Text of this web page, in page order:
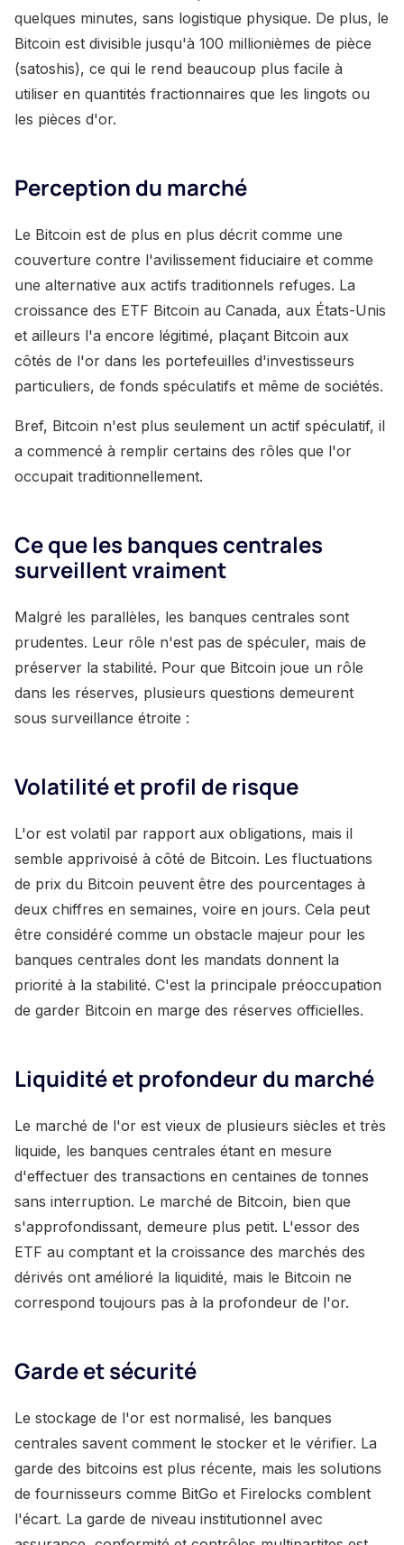
quelques minutes, sans logistique physique. De plus, le
Bitcoin est divisible jusqu'à 100 millionièmes de pièce
(satoshis), ce qui le rend beaucoup plus facile à
utiliser en quantités fractionnaires que les lingots ou
les pièces d'or.
Perception du marché
Le Bitcoin est de plus en plus décrit comme une
couverture contre l'avilissement fiduciaire et comme
une alternative aux actifs traditionnels refuges. La
croissance des ETF Bitcoin au Canada, aux États-Unis
et ailleurs l'a encore légitimé, plaçant Bitcoin aux
côtés de l'or dans les portefeuilles d'investisseurs
particuliers, de fonds spéculatifs et même de sociétés.
Bref, Bitcoin n'est plus seulement un actif spéculatif, il
a commencé à remplir certains des rôles que l'or
occupait traditionnellement.
Ce que les banques centrales
surveillent vraiment
Malgré les parallèles, les banques centrales sont
prudentes. Leur rôle n'est pas de spéculer, mais de
préserver la stabilité. Pour que Bitcoin joue un rôle
dans les réserves, plusieurs questions demeurent
sous surveillance étroite :
Volatilité et profil de risque
L'or est volatil par rapport aux obligations, mais il
semble apprivoisé à côté de Bitcoin. Les fluctuations
de prix du Bitcoin peuvent être des pourcentages à
deux chiffres en semaines, voire en jours. Cela peut
être considéré comme un obstacle majeur pour les
banques centrales dont les mandats donnent la
priorité à la stabilité. C'est la principale préoccupation
de garder Bitcoin en marge des réserves officielles.
Liquidité et profondeur du marché
Le marché de l'or est vieux de plusieurs siècles et très
liquide, les banques centrales étant en mesure
d'effectuer des transactions en centaines de tonnes
sans interruption. Le marché de Bitcoin, bien que
s'approfondissant, demeure plus petit. L'essor des
ETF au comptant et la croissance des marchés des
dérivés ont amélioré la liquidité, mais le Bitcoin ne
correspond toujours pas à la profondeur de l'or.
Garde et sécurité
Le stockage de l'or est normalisé, les banques
centrales savent comment le stocker et le vérifier. La
garde des bitcoins est plus récente, mais les solutions
de fournisseurs comme BitGo et Firelocks comblent
l'écart. La garde de niveau institutionnel avec